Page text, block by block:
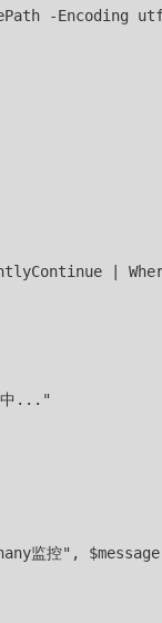
-Encoding
|
..."
监控", $message